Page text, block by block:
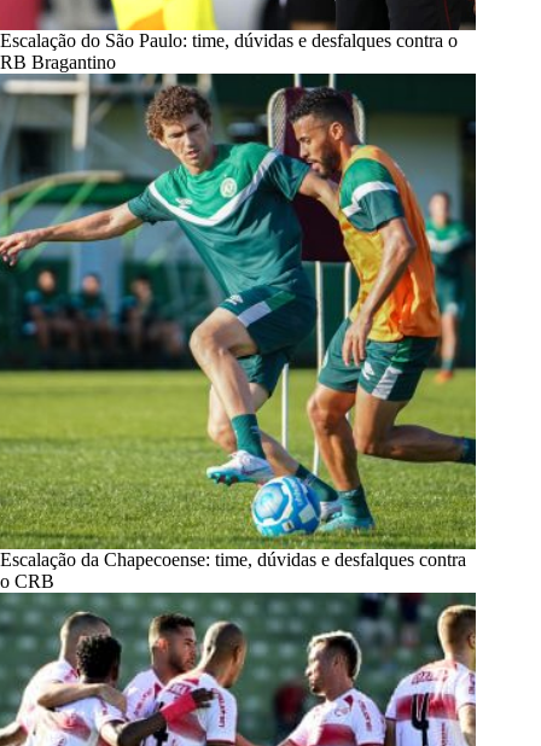
Escalação do São Paulo: time, dúvidas e desfalques contra o
RB Bragantino
Escalação da Chapecoense: time, dúvidas e desfalques contra
o CRB